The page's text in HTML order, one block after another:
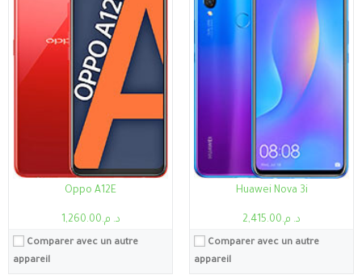
Oppo A12E
د. م.1,260.00
Comparer avec un autre
appareil
Huawei Nova 3i
د. م.2,415.00
Comparer avec un autre
appareil
Processeur:
Helio G90T
Stockage: 6Go, 64Go
Ecran:
Caméra:
64MP
Android 9.0 (Pie), mise à niveau vers Android 10, MIUI 11
4500mAh
Voir les détails →
Processeur:
RAM:
Stockage:
Android 10, Magic UI 3.1, pas de services Google Play
5000mAh
Voir les détails →